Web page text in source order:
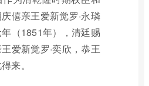
僖亲王爱新觉罗·永璘
（1851年），清廷赐
爱新觉罗·奕欣，恭王
来。